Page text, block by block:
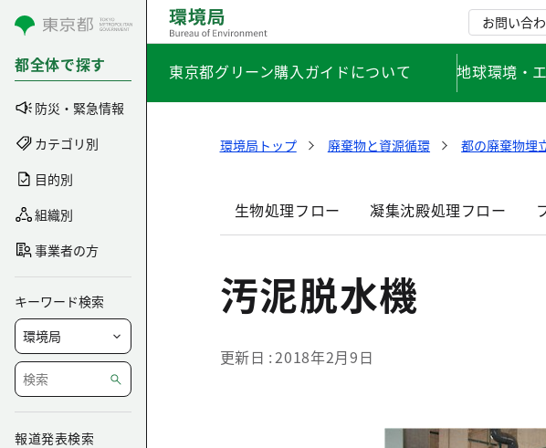
コンテンツにスキップ
都全体で探す
防災・緊急情報
カテゴリ別
目的別
組織別
事業者の方
キーワード検索
報道発表検索
お問い合
東京都グリーン購入ガイドについて 地球環境・
環境局トップ 廃棄物と資源循環 都の廃棄物埋
生物処理フロー 凝集沈殿処理フロー
汚泥脱水機
更新日 2018年2月9日